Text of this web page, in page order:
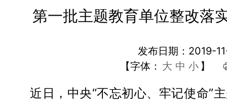
第一批主题教育单位整改落
发布日期：2019-
【字体： 大 中 小 】
近日，中央“不忘初心、牢记使命”主